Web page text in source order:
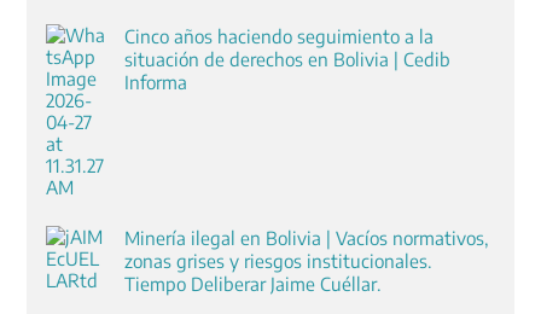
Cinco años haciendo seguimiento a la
situación de derechos en Bolivia | Cedib
Informa
Minería ilegal en Bolivia | Vacíos normativos,
zonas grises y riesgos institucionales.
Tiempo Deliberar Jaime Cuéllar.